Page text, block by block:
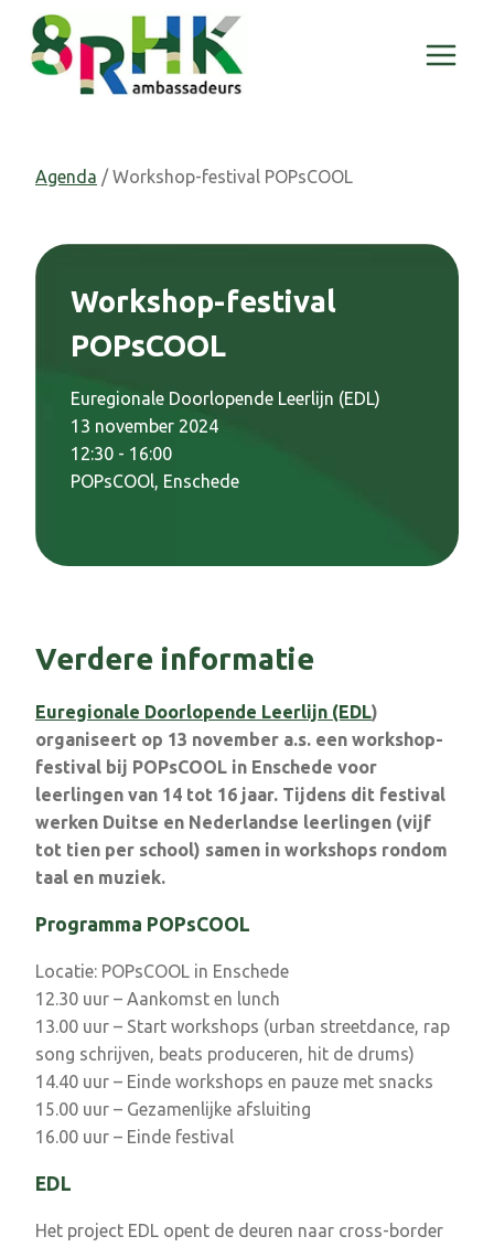
Doorgaan
naar
inhoud
Agenda / Workshop-festival POPsCOOL
Workshop-festival
POPsCOOL
Euregionale Doorlopende Leerlijn (EDL)
13 november 2024
12:30 - 16:00
POPsCOOl, Enschede
Verdere informatie
Euregionale Doorlopende Leerlijn (EDL)
organiseert op 13 november a.s. een workshop-
festival bij POPsCOOL in Enschede voor
leerlingen van 14 tot 16 jaar. Tijdens dit festival
werken Duitse en Nederlandse leerlingen (vijf
tot tien per school) samen in workshops rondom
taal en muziek.
Programma POPsCOOL
Locatie: POPsCOOL in Enschede
12.30 uur – Aankomst en lunch
13.00 uur – Start workshops (urban streetdance, rap
song schrijven, beats produceren, hit de drums)
14.40 uur – Einde workshops en pauze met snacks
15.00 uur – Gezamenlijke afsluiting
16.00 uur – Einde festival
EDL
Het project EDL opent de deuren naar cross-border